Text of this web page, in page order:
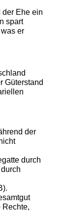
der Ehe ein
spart
er
Güterstand
der
durch
Rechte,